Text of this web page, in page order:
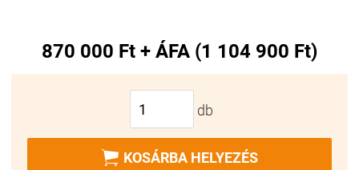
870 000 Ft + ÁFA (1 104 900 Ft)
db
 KOSÁRBA HELYEZÉS